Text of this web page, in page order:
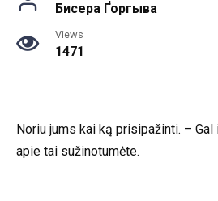
Бисера Ґоргыва
Views
1471
Noriu jums kai ką prisipažinti. – Gal
apie tai sužinotumėte.